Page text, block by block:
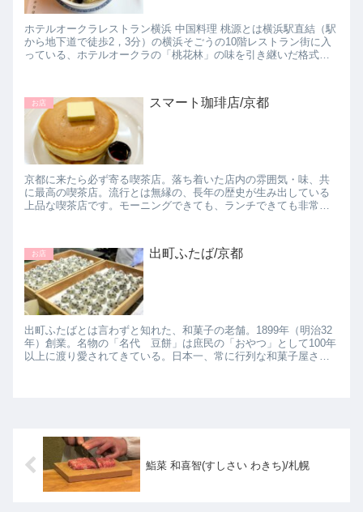
ホテルオークラレストラン横浜 中国料理 桃源とは横浜駅直結（駅
から地下道で徒歩2，3分）の横浜そごうの10階レストラン街に入
っている、ホテルオークラの「桃花林」の味を引き継いだ格式高
お店 スマート珈琲店/京都
京都に来たら必ず寄る喫茶店。落ち着いた店内の雰囲気・味、共
に最高の喫茶店。流行とは無縁の、長年の歴史が生み出している
上品な喫茶店です。モーニングできても、ランチできても非常に
お店 出町ふたば/京都
出町ふたばとは言わずと知れた、和菓子の老舗。1899年（明治32
年）創業。名物の「名代 豆餅」は庶民の「おやつ」として100年
以上に渡り愛されてきている。日本一、常に行列な和菓子屋さん
鮨菜 和喜智(すしさい わきち)/札幌